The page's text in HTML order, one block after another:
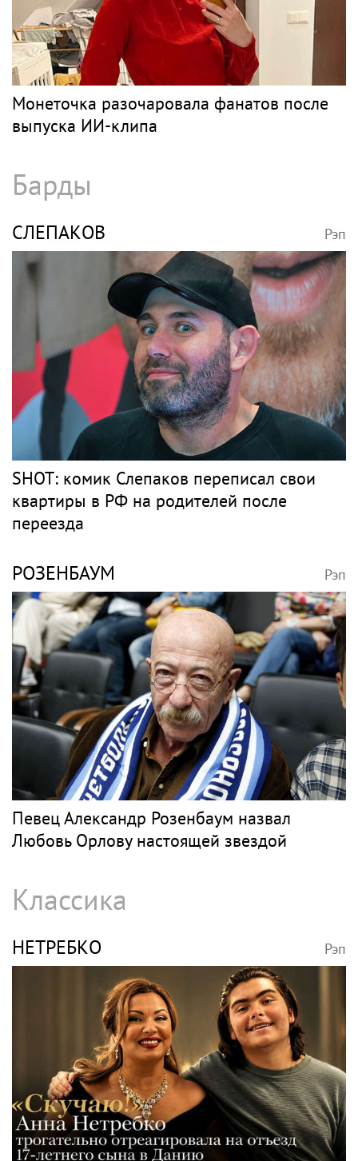
Монеточка разочаровала фанатов после
выпуска ИИ-клипа
Барды
СЛЕПАКОВ Рэп
SHOT: комик Слепаков переписал свои
квартиры в РФ на родителей после
переезда
РОЗЕНБАУМ Рэп
Певец Александр Розенбаум назвал
Любовь Орлову настоящей звездой
Классика
НЕТРЕБКО Рэп